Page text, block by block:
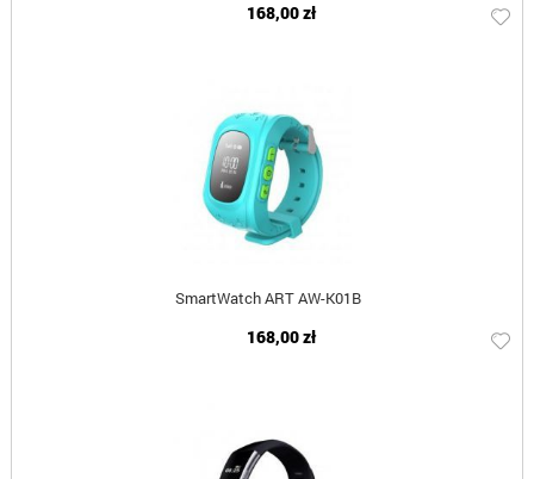
168,00 zł
SmartWatch ART AW-K01B
168,00 zł